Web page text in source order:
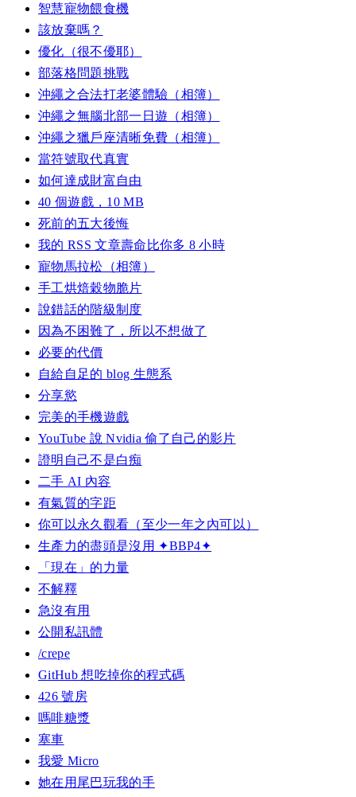
智慧寵物餵食機
該放棄嗎？
優化（很不優耶）
部落格問題挑戰
沖繩之合法打老婆體驗（相簿）
沖繩之無腦北部一日遊（相簿）
沖繩之獵戶座清晰免費（相簿）
當符號取代真實
如何達成財富自由
40 個遊戲，10 MB
死前的五大後悔
我的 RSS 文章壽命比你多 8 小時
寵物馬拉松（相簿）
手工烘焙穀物脆片
說錯話的階級制度
因為不困難了，所以不想做了
必要的代價
自給自足的 blog 生態系
分享慾
完美的手機遊戲
YouTube 說 Nvidia 偷了自己的影片
證明自己不是白痴
二手 AI 內容
有氣質的字距
你可以永久觀看（至少一年之內可以）
生產力的盡頭是沒用 ✦BBP4✦
「現在」的力量
不解釋
急沒有用
公開私訊體
/crepe
GitHub 想吃掉你的程式碼
426 號房
嗎啡糖漿
塞車
我愛 Micro
她在用尾巴玩我的手